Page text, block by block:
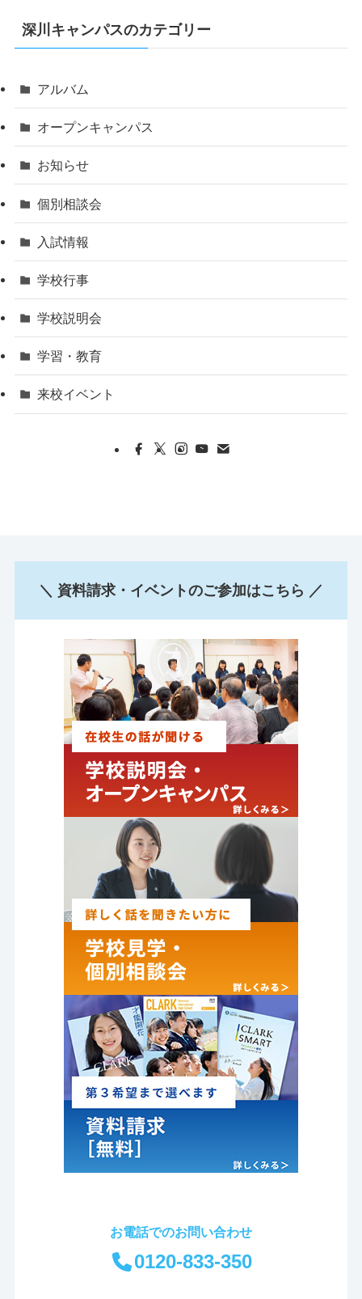
深川キャンパスのカテゴリー
アルバム
オープンキャンパス
お知らせ
個別相談会
入試情報
学校行事
学校説明会
学習・教育
来校イベント
＼ 資料請求・イベントのご参加はこちら ／
お電話でのお問い合わせ
0120-833-350